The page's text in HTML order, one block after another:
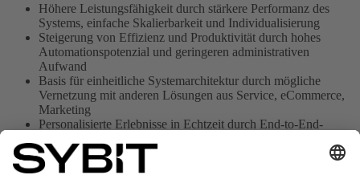
Höhere Leistungsfähigkeit durch stärkere Performanz des
Systems, einfache Skalierbarkeit und Individualisierung
Steigerung von Effizienz und Produktivität durch hohes
Automationspotenzial und geringeren administrativen
Aufwand
Basis für einheitliche Systemarchitektur durch mögliche
Vernetzung mit anderen Lösungen aus Service, eCommerce,
Marketing
Personalisierte Erlebnisse in Echtzeit durch End-to-End-
Orts- und zeitunabhängige Einsicht in Kundeninformationen,
durch mobile Use